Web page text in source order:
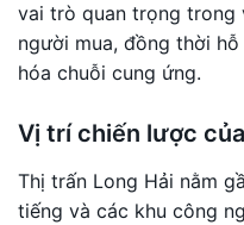
vai trò quan trọng trong
người mua, đồng thời
hóa chuỗi cung ứng.
Vị trí chiến lược
Thị trấn Long Hải nằm
tiếng và các khu công